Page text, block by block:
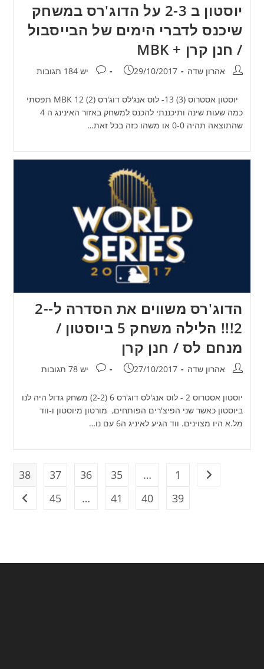
יוסטון ב 2-3 על הדוג'רס במשחק
שיכנס לדברי הימים של הבייסבול
/ חנן קרן + MBK
מחבר:אהרון שדה פורסם:
29/10/2017 תגובות:
יש 184 תגובות
יוסטון אסטרוס (3) 13- לוס אנג'לס דוג'רס (2) 12 MBK תפסתי
כמה שעות שינה ותיכננתי להכנס למשחק באזור האינינג ה 4
שהתוצאה תהיה 0-0 או משהו כזה בכל זאת…
הדוג'רס משווים את הסדרה ל-2-
2!!! הלילה משחק 5 ביוסטון /
מנחם לס / חנן קרן
מחבר:אהרון שדה פורסם:
27/10/2017 תגובות:
יש 78 תגובות
יוסטון אסטרוס 2 - לוס אנג'לס דוג'רס 6 (2-2) משחק גדול היה לנו
ביוסטון כאשר שני הפיצ'רים הפותחים, מורטון מיוסטון ו-ווד
מל.א היו מצוינים. ווד הגיע לאיניג ה6 עם נו…
מעבר לעמוד הקודם
1
…
35
36
37
38
39
40
41
…
45 מעבר